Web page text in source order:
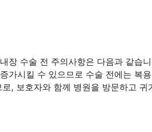
장 수술 전 주의사항은 다음과 같습
가시킬 수 있으므로 수술 전에는 복
, 보호자와 함께 병원을 방문하고 귀